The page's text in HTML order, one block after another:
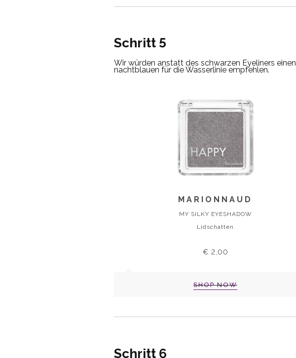
Schritt 5
Wir würden anstatt des schwarzen Eyeliners einen
nachtblauen für die Wasserlinie empfehlen.
MARIONNAUD
MY SILKY EYESHADOW
Lidschatten
€ 2,00
SHOP NOW
Schritt 6